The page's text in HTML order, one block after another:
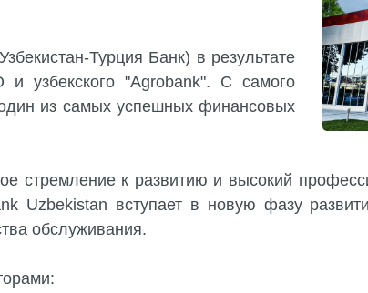
Турция Банк) в результате
и узбекского "Agrobank". С самого
из самых успешных финансовых
стремление к развитию и высокий
Uzbekistan вступает в новую фазу
обслуживания.